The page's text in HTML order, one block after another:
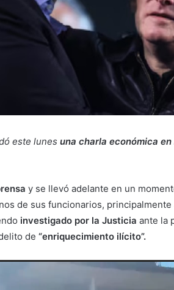
este lunes una charla económica
y se llevó adelante en un
de sus funcionarios,
investigado por la Justicia ante la
de “enriquecimiento ilícito”.